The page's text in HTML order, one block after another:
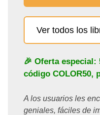
Ver todos los
🎉 Oferta especial:
código COLOR50,
A los usuarios les
geniales, fáciles de